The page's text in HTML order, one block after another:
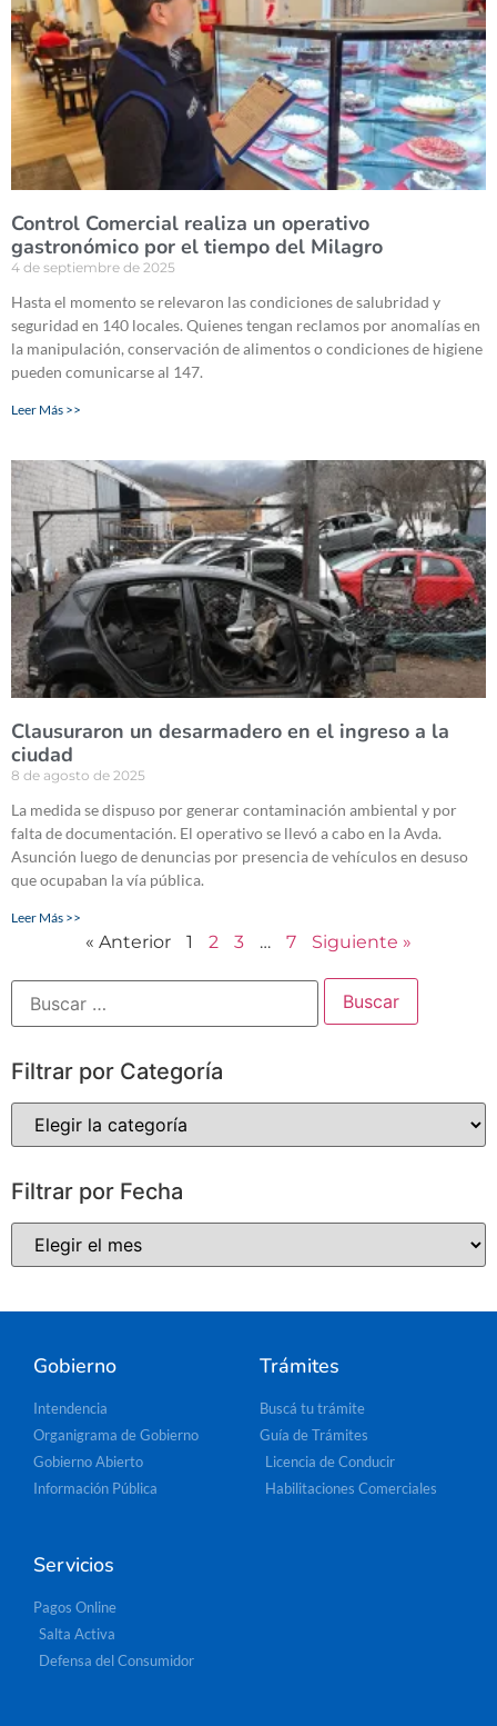
Control Comercial realiza un operativo
gastronómico por el tiempo del Milagro
4 de septiembre de 2025
Hasta el momento se relevaron las condiciones de salubridad y
seguridad en 140 locales. Quienes tengan reclamos por anomalías en
la manipulación, conservación de alimentos o condiciones de higiene
pueden comunicarse al 147.
Leer Más >>
Clausuraron un desarmadero en el ingreso a la
ciudad
8 de agosto de 2025
La medida se dispuso por generar contaminación ambiental y por
falta de documentación. El operativo se llevó a cabo en la Avda.
Asunción luego de denuncias por presencia de vehículos en desuso
que ocupaban la vía pública.
Leer Más >>
« Anterior 1 2 3 … 7 Siguiente »
Filtrar por Categoría
Filtrar por Fecha
Gobierno
Intendencia
Organigrama de Gobierno
Gobierno Abierto
Información Pública
Trámites
Buscá tu trámite
Guía de Trámites
Licencia de Conducir
Habilitaciones Comerciales
Servicios
Pagos Online
Salta Activa
Defensa del Consumidor